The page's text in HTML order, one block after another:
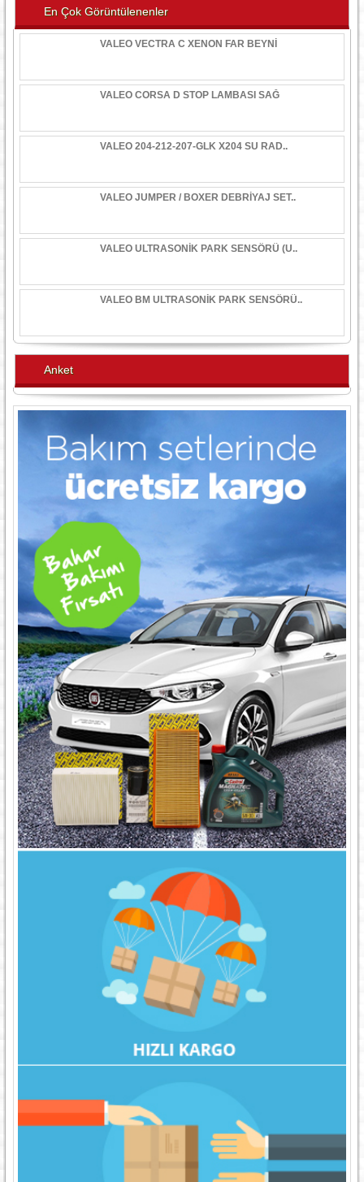
En Çok Görüntülenenler
VALEO VECTRA C XENON FAR BEYNİ
VALEO CORSA D STOP LAMBASI SAĞ
VALEO 204-212-207-GLK X204 SU RAD..
VALEO JUMPER / BOXER DEBRİYAJ SET..
VALEO ULTRASONİK PARK SENSÖRÜ (U..
VALEO BM ULTRASONİK PARK SENSÖRÜ..
Anket